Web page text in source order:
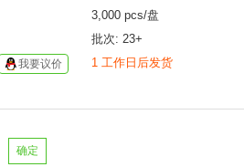
我要议价
3,000 pcs/盘
批次: 23+
1 工作日后发货
确定